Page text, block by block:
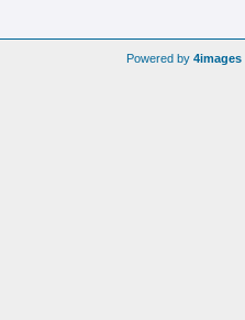
Powered by 4images